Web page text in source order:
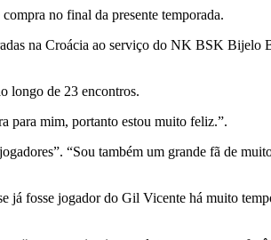
no final da presente temporada.
na Croácia ao serviço do NK BSK Bijelo
longo de 23 encontros.
para mim, portanto estou muito feliz.”.
“Sou também um grande fã de
já fosse jogador do Gil Vicente há muito